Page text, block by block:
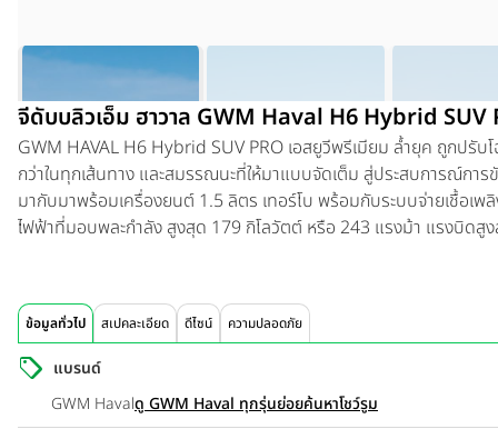
จีดับบลิวเอ็ม ฮาวาล GWM Haval H6 Hybrid SUV
GWM HAVAL H6 Hybrid SUV PRO เอสยูวีพรีเมียม ล้ำยุค ถูกปรับ
กว่าในทุกเส้นทาง และสมรรณนะที่ให้มาแบบจัดเต็ม สู่ประสบการณ์กา
มากับมาพร้อมเครื่องยนต์ 1.5 ลิตร เทอร์โบ พร้อมกับระบบจ่ายเชื้อ
ไฟฟ้าที่มอบพละกำลัง สูงสุด 179 กิโลวัตต์ หรือ 243 แรงม้า แรงบิดสู
ข้อมูลทั่วไป สเปคละเอียด ดีไซน์ ความปลอดภัย
แบรนด์
GWM Havalดู GWM Haval ทุกรุ่นย่อยค้นหาโชว์รูม